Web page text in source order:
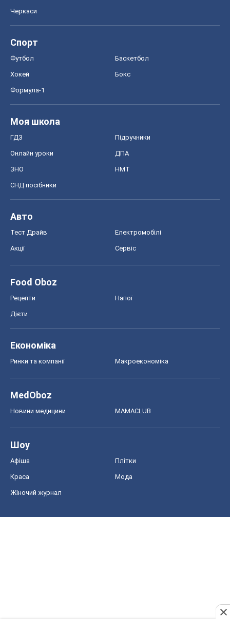
Черкаси
Спорт
Футбол Баскетбол
Хокей Бокс
Формула-1
Моя школа
ГДЗ Підручники
Онлайн уроки ДПА
ЗНО НМТ
СНД посібники
Авто
Тест Драйв Електромобілі
Акції Сервіс
Food Oboz
Рецепти Напої
Дієти
Економіка
Ринки та компанії Макроекономіка
MedOboz
Новини медицини MAMACLUB
Шоу
Афіша Плітки
Краса Мода
Жіночий журнал